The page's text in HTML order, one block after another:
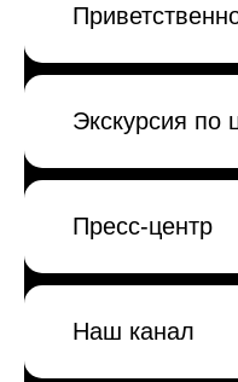
Экскурсия по
Пресс-центр
Наш канал